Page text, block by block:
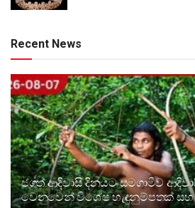
Recent News
ජගත් ආදිවාසි දිනයට සමගාමීව
වෙනුවෙන් විශේෂ හැඳුනුම්පතක් සහ